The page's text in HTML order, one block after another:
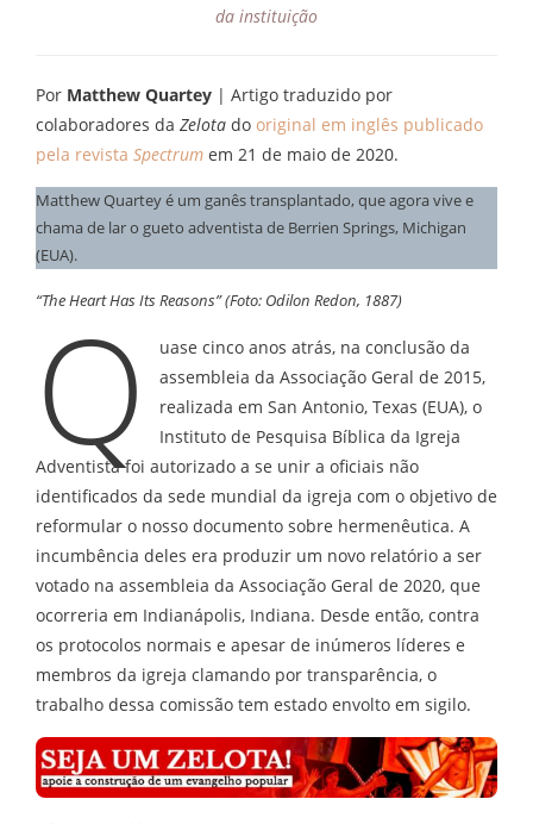
da instituição
Por Matthew Quartey | Artigo traduzido por
colaboradores da Zelota do original em inglês publicado
pela revista Spectrum em 21 de maio de 2020.
Matthew Quartey é um ganês transplantado, que agora vive e
chama de lar o gueto adventista de Berrien Springs, Michigan
(EUA).
“The Heart Has Its Reasons” (Foto: Odilon Redon, 1887)
Q
uase cinco anos atrás, na conclusão da
assembleia da Associação Geral de 2015,
realizada em San Antonio, Texas (EUA), o
Instituto de Pesquisa Bíblica da Igreja
Adventista foi autorizado a se unir a oficiais não
identificados da sede mundial da igreja com o objetivo de
reformular o nosso documento sobre hermenêutica. A
incumbência deles era produzir um novo relatório a ser
votado na assembleia da Associação Geral de 2020, que
ocorreria em Indianápolis, Indiana. Desde então, contra
os protocolos normais e apesar de inúmeros líderes e
membros da igreja clamando por transparência, o
trabalho dessa comissão tem estado envolto em sigilo.